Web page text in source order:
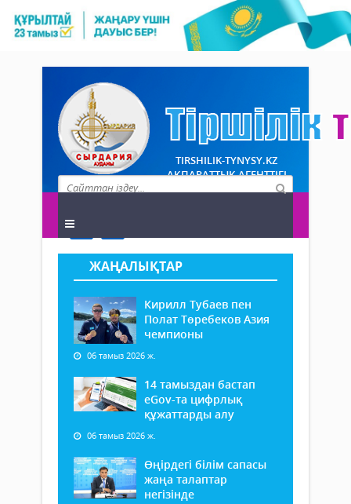
TIRSHILIK-TYNYSY.KZ
АҚПАРАТТЫҚ АГЕНТТІГІ
ЖАҢАЛЫҚТАР
Кирилл Тубаев пен
Полат Төребеков Азия
чемпионы
06 тамыз 2026 ж.
14 тамыздан бастап
еGov-та цифрлық
құжаттарды алу
06 тамыз 2026 ж.
Өңірдегі білім сапасы
жаңа талаптар
негізінде